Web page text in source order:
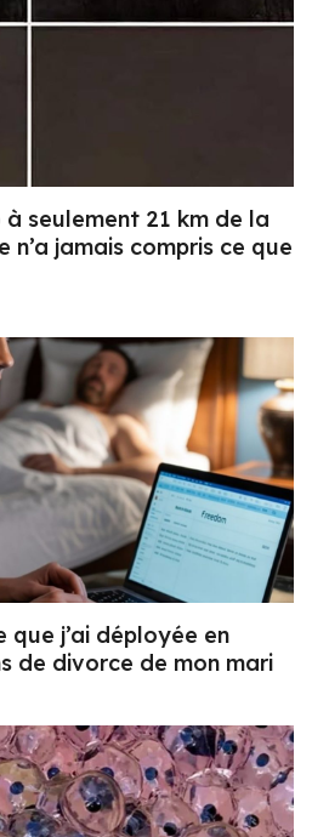
seulement 21 km de la
n’a jamais compris ce que
j’ai déployée en
de divorce de mon mari